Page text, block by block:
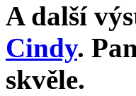
A další
Cindy.
skvěle.